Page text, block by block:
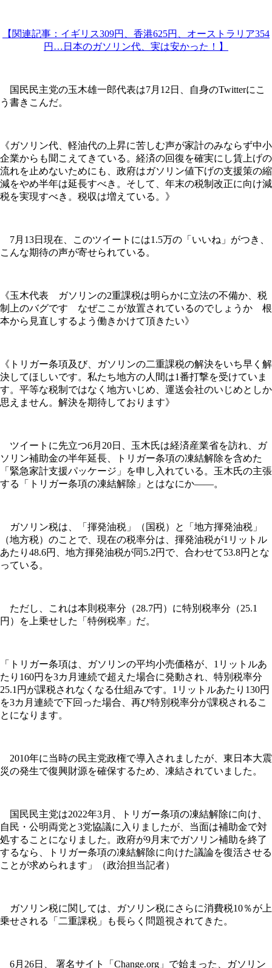
【関連記事：イギリス309円、香港625円、オーストラリア354
円…日本のガソリン代、実は安かった！】
国民民主党の玉木雄一郎代表は7月12日、自身のTwitterにこ
う書きこんだ。
《ガソリン代、軽油代の上昇に苦しむ声が家計のみならず中小
企業からも聞こえてきている。経済の回復を確実にし賃上げの
流れを止めないためにも、政府はガソリン値下げの支援策の縮
減をやめ半年は延長すべき。そして、年末の税制改正に向け減
税を実現すべき。税収は増えている。》
7月13日現在、このツイートには1.5万の「いいね」がつき、
こんな期待の声が寄せられている。
《玉木代表 ガソリンの2重課税は明らかに立法の不備か、税
制上のバグです なぜここが放置されているのでしょうか 根
本から見直しするよう働きかけて頂きたい》
《トリガー条項及び、ガソリンの二重課税の解決をいち早く解
決してほしいです。私たち地方の人間は1番打撃を受けていま
す。平等な税制ではなく地方いじめ、運送会社のいじめとしか
思えません。解決を期待しております》
ツイートに先立つ6月20日、玉木氏は経済産業省を訪れ、ガ
ソリン補助金の半年延長、トリガー条項の凍結解除を含めた
「緊急家計支援パッケージ」を申し入れている。玉木氏の主張
する「トリガー条項の凍結解除」とはなにか――。
ガソリン税は、「揮発油税」（国税）と「地方揮発油税」
（地方税）のことで、現在の税率分は、揮発油税が1リットル
あたり48.6円、地方揮発油税が同5.2円で、合わせて53.8円とな
っている。
ただし、これは本則税率分（28.7円）に特別税率分（25.1
円）を上乗せした「特例税率」だ。
「トリガー条項は、ガソリンの平均小売価格が、1リットルあ
たり160円を3カ月連続で超えた場合に発動され、特別税率分
25.1円が課税されなくなる仕組みです。1リットルあたり130円
を3カ月連続で下回った場合、再び特別税率分が課税されるこ
とになります。
2010年に当時の民主党政権で導入されましたが、東日本大震
災の発生で復興財源を確保するため、凍結されていました。
国民民主党は2022年3月、トリガー条項の凍結解除に向け、
自民・公明両党と3党協議に入りましたが、当面は補助金で対
処することになりました。政府が9月末でガソリン補助を終了
するなら、トリガー条項の凍結解除に向けた議論を復活させる
ことが求められます」（政治担当記者）
ガソリン税に関しては、ガソリン税にさらに消費税10％が上
乗せされる「二重課税」も長らく問題視されてきた。
6月26日、 署名サイト「Change.org」で始まった、ガソリン